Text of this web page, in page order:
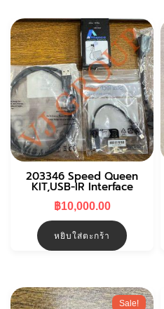
203346 Speed Queen
KIT,USB-IR Interface
฿10,000.00
หยิบใส่ตะกร้า
Sale!